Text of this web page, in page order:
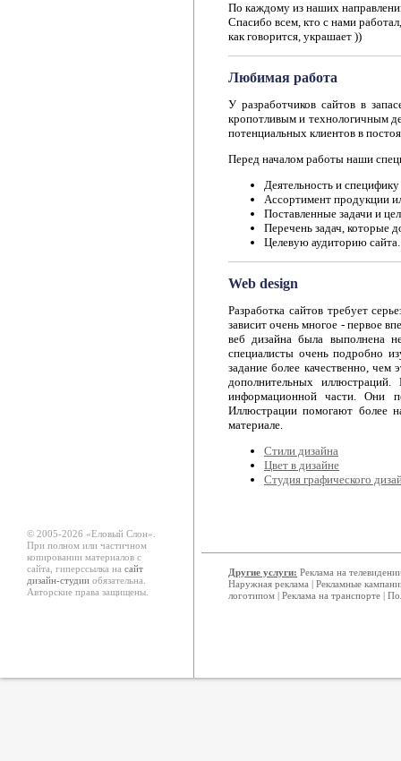
По каждому из наших
Спасибо всем, кто с нами
как говорится, украшает ))
Любимая работа
У разработчиков сайтов в
кропотливым и технологичным
потенциальных клиентов в
Перед началом работы наши
Деятельность и
Ассортимент продукции
Поставленные задачи и
Перечень задач, которые
Целевую аудиторию сайта.
Web design
Разработка сайтов требует
зависит очень многое - первое
веб дизайна была выполнена
специалисты очень подробно
задание более качественно,
дополнительных
информационной части. Они
Иллюстрации помогают более
материале.
Стили дизайна
Цвет в дизайне
Студия графического
© 2005-2026 «Еловый Cлон».
При полном или частичном
копировании материалов с
сайта, гиперссылка на сайт
дизайн-студии обязательна.
Авторские права защищены.
Другие услуги: Реклама на
Наружная реклама | Рекламные
логотипом | Реклама на транспорте |